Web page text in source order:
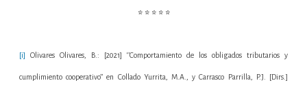
* * * * *
[i] Olivares Olivares, B.: [2021] ‘’Comportamiento de los obligados tributarios y
cumplimiento cooperativo’’ en Collado Yurrita, M.A., y Carrasco Parrilla, P.J. [Dirs.]